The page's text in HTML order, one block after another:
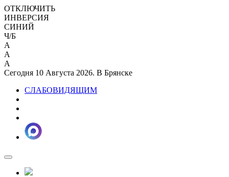
ОТКЛЮЧИТЬ
ИНВЕРСИЯ
СИНИЙ
Ч/Б
A
A
A
Сегодня 10 Августа 2026. В Брянске
СЛАБОВИДЯЩИМ